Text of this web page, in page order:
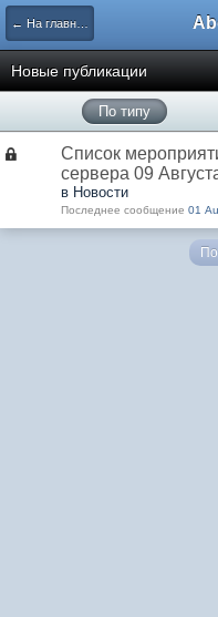
← На главную
Новые публикации
По типу
Список
сервера 09
в Новости
Последнее сообщение 01